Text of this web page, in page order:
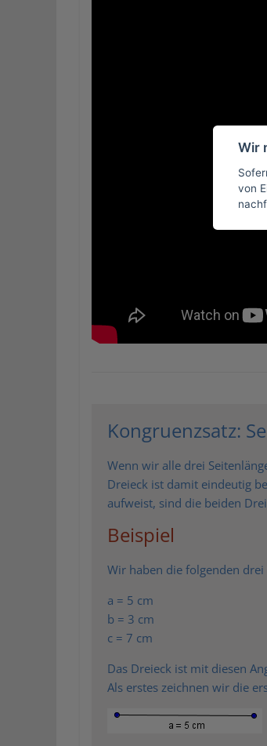
Kongruenzsatz:
Wenn wir alle drei
Dreieck ist damit eindeutig
aufweist, sind die beiden
Beispiel
Wir haben die folgenden drei
a = 5 cm
b = 3 cm
c = 7 cm
Das Dreieck ist mit diesen
Als erstes zeichnen wir die
Wir
von